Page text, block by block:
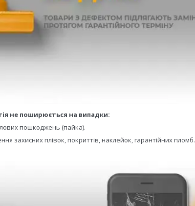
не поширюється на випадки:
пошкоджень (пайка).
захисних плівок, покриттів, наклейок, гарантійних пломб.